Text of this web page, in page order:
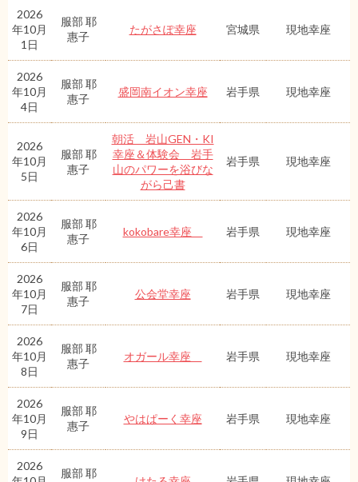
2026
年10月
1日
服部 耶
惠子
たがさぽ幸座 宮城県 現地幸座
2026
年10月
4日
服部 耶
惠子
盛岡南イオン幸座 岩手県 現地幸座
2026
年10月
5日
服部 耶
惠子
朝活 岩山GEN・KI
幸座＆体験会 岩手
山のパワーを浴びな
がら己書
岩手県 現地幸座
2026
年10月
6日
服部 耶
惠子
kokobare幸座 岩手県 現地幸座
2026
年10月
7日
服部 耶
惠子
公会堂幸座 岩手県 現地幸座
2026
年10月
8日
服部 耶
惠子
オガール幸座 岩手県 現地幸座
2026
年10月
9日
服部 耶
惠子
やはぱーく幸座 岩手県 現地幸座
2026
服部 耶